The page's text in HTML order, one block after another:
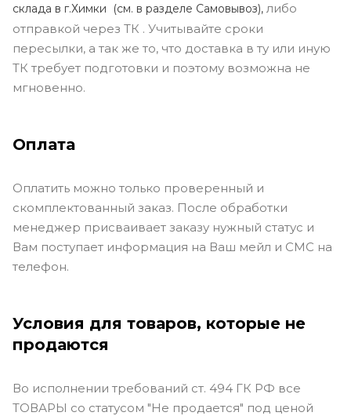
склада в г.Химки (см. в разделе Самовывоз), либо
отправкой через ТК . Учитывайте сроки
пересылки, а так же то, что доставка в ту или иную
ТК требует подготовки и поэтому возможна не
мгновенно.
Оплата
Оплатить можно только проверенный и
скомплектованный заказ. После обработки
менеджер присваивает заказу нужный статус и
Вам поступает информация на Ваш мейл и СМС на
телефон.
Условия для товаров, которые не
продаются
Во исполнении требований ст. 494 ГК РФ все
ТОВАРЫ со статусом "Не продается" под ценой